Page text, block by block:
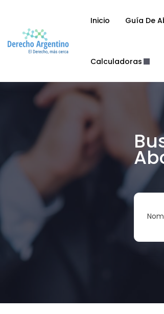
Inicio Guía De
Calculadoras